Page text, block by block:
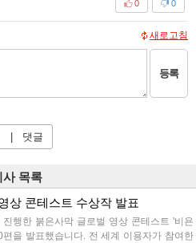
0
0
새로고침
등록
댓글
사 목록
상 콘테스트 수상작 발표
행한 붉은사막 글로벌 영상 콘테스트 '비욘
을 발표했습니다. 전 세계 이용자가 참여한